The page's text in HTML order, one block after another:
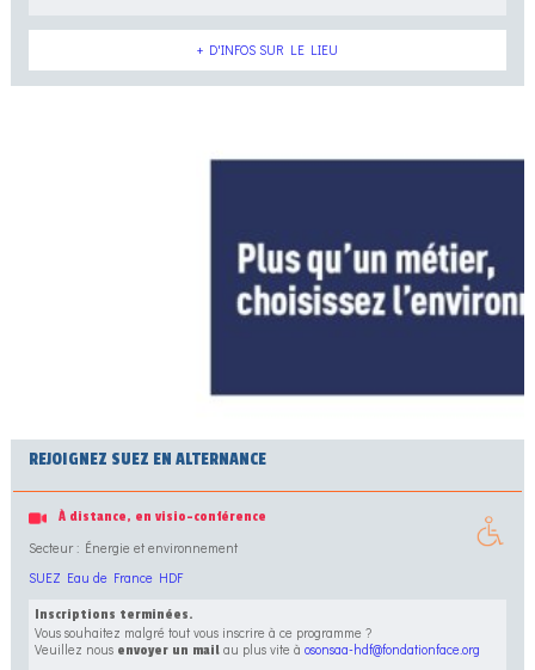
+ D'INFOS SUR LE LIEU
REJOIGNEZ SUEZ EN ALTERNANCE
À distance, en visio-conférence
Secteur : Énergie et environnement
SUEZ Eau de France HDF
Inscriptions terminées.
Vous souhaitez malgré tout vous inscrire à ce programme ?
Veuillez nous envoyer un mailau plus vite à osonsaa-hdf@fondationface.org